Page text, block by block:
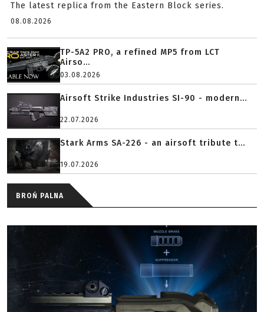
The latest replica from the Eastern Block series.
08.08.2026
TP-5A2 PRO, a refined MP5 from LCT
Airso...
03.08.2026
Airsoft Strike Industries SI-90 - modern...
22.07.2026
Stark Arms SA-226 - an airsoft tribute t...
19.07.2026
BROŃ PALNA